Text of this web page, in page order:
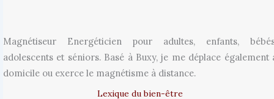
Magnétiseur Energéticien pour adultes, enfants,
adolescents et séniors. Basé à Buxy, je me déplace également
domicile ou exerce le magnétisme à distance.
Lexique du bien-être